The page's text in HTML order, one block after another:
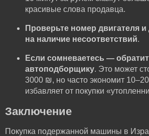
красивые слова продавца.
Проверьте номер двигателя
на наличие несоответствий.
Если сомневаетесь —
автоподборщику. Это может
3000 ₪, но часто экономит
избавляет от покупки
Заключение
Покупка подержанной машины в